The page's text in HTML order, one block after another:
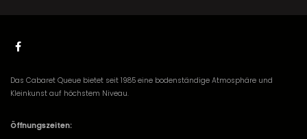
Das Cabaret Queue bietet seit 1985 eine bodenständige Atmosphäre und
Kleinkunst auf höchstem Niveau.
Öffnungszeiten: